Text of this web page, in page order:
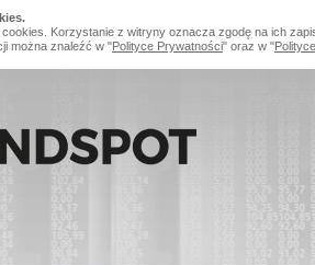
Korzystanie z witryny oznacza zgodę na ich
można znaleźć w "Polityce Prywatności" oraz w "